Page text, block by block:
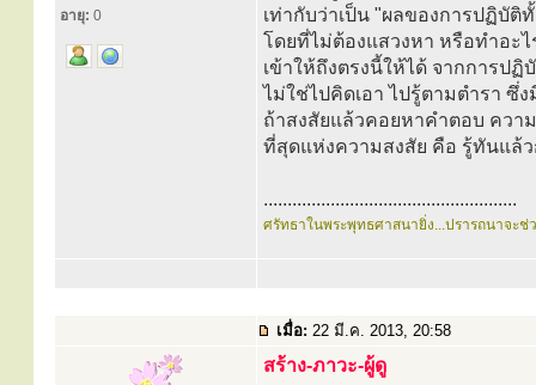
อายุ: 0
เท่ากับว่าเป็น "ผลของการปฏิบัติ
โดยที่ไม่ต้องแสวงหา หรือทำอะไ
เข้าให้ถึงตรงนี้ให้ได้ จากการปฏิ
ไม่ใช่ไปคิดเอา ไปรู้ตามตำรา ซึ่
ถ้าสงสัยแล้วคอยหาคำตอบ ควา
ที่สุดแห่งความสงสัย คือ รู้ทันแล้
.....................................................
ศรัทธาในพระพุทธศาสนายิ่ง...ปรารถนาจะ
เมื่อ: 22 มี.ค. 2013, 20:58
สร้าง-ภาวะ-ผู้ดู